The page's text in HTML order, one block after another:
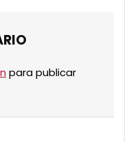
para publicar